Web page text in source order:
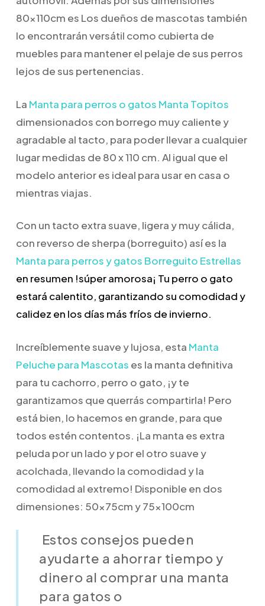
80x110cm es Los dueños de mascotas también
lo encontrarán versátil como cubierta de
muebles para mantener el pelaje de sus perros
lejos de sus pertenencias.
La Manta para perros o gatos Manta Topitos
dimensionados con borrego muy caliente y
agradable al tacto, para poder llevar a cualquier
lugar medidas de 80 x 110 cm. Al igual que el
modelo anterior es ideal para usar en casa o
mientras viajas.
Con un tacto extra suave, ligera y muy cálida,
con reverso de sherpa (borreguito) así es la
Manta para perros y gatos Borreguito Estrellas
en resumen !súper amorosa¡ Tu perro o gato
estará calentito, garantizando su comodidad y
calidez en los días más fríos de invierno.
Increíblemente suave y lujosa, esta Manta
Peluche para Mascotas es la manta definitiva
para tu cachorro, perro o gato, ¡y te
garantizamos que querrás compartirla! Pero
está bien, lo hacemos en grande, para que
todos estén contentos. ¡La manta es extra
peluda por un lado y por el otro suave y
acolchada, llevando la comodidad y la
comodidad al extremo! Disponible en dos
dimensiones: 50x75cm y 75x100cm
Estos consejos pueden
ayudarte a ahorrar tiempo y
dinero al comprar una manta
para gatos o